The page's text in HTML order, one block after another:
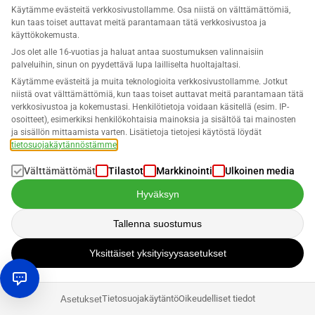
SELLERLOGIC Repricer
Maksimoi tulojasi B2B- ja B2C-tarjouksillasi käyttämällä
SELLERLOGICin automatisoituja hinnoittelustrategioita. AI-
pohjainen dynaaminen hinnoittelun hallinta varmistaa, että saat
Buy Boxin mahdollisimman korkealla hinnalla, taaten, että sinulla
on aina kilpailuetu kilpailijoihisi nähden.
LISÄTIETOJA REPRICERISTÄ
Käytämme evästeitä verkkosivustollamme. Osa niistä on välttämättömiä,
kun taas toiset auttavat meitä parantamaan tätä verkkosivustoa ja
käyttökokemusta.
Jos olet alle 16-vuotias ja haluat antaa suostumuksen valinnaisiin
palveluihin, sinun on pyydettävä lupa lailliselta huoltajaltasi.
Käytämme evästeitä ja muita teknologioita verkkosivustollamme. Jotkut
niistä ovat välttämättömiä, kun taas toiset auttavat meitä parantamaan tätä
verkkosivustoa ja kokemustasi. Henkilötietoja voidaan käsitellä (esim. IP-
osoitteet), esimerkiksi henkilökohtaisia mainoksia ja sisältöä tai mainosten
ja sisällön mittaamista varten. Lisätietoja tietojesi käytöstä löydät
tietosuojakäytännöstämme
Välttämättömät Tilastot Markkinointi Ulkoinen media
Hyväksyn
Tallenna suostumus
Yksittäiset yksityisyysasetukset
AsetuksetTietosuojakäytäntöOikeudelliset tiedot